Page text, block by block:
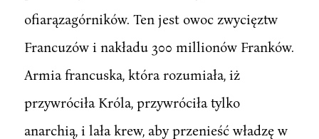
ofiarązagórników. Ten jest owoc zwycięztw
Francuzów i nakładu 300 millionów Franków.
Armia francuska, która rozumiała, iż
przywróciła Króla, przywróciła tylko
anarchią, i lała krew, aby przenieść władzę w